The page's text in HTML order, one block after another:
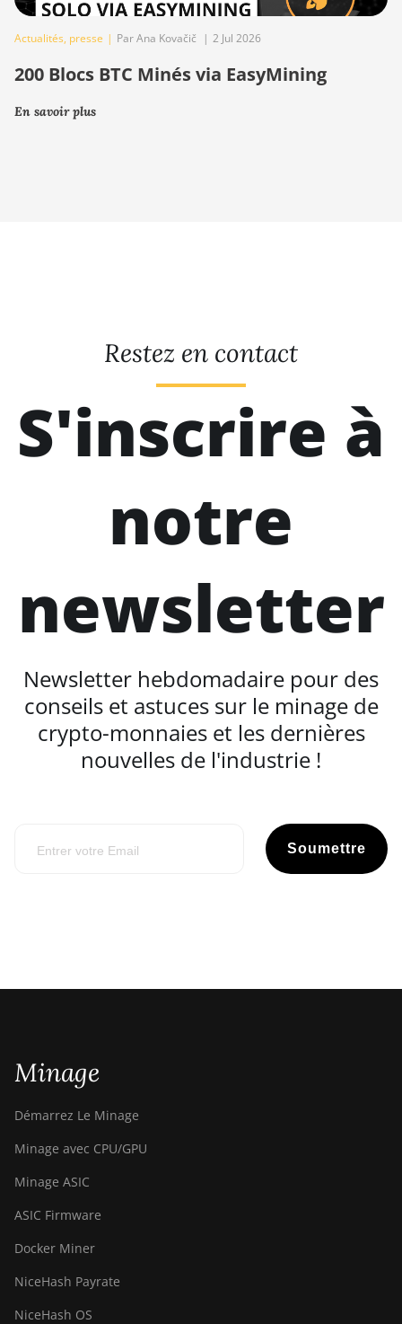
Actualités, presse | Par Ana Kovačič | 2 Jul 2026
200 Blocs BTC Minés via EasyMining
En savoir plus
Restez en contact
S'inscrire à
notre
newsletter
Newsletter hebdomadaire pour des
conseils et astuces sur le minage de
crypto-monnaies et les dernières
nouvelles de l'industrie !
Soumettre
Minage
Démarrez Le Minage
Minage avec CPU/GPU
Minage ASIC
ASIC Firmware
Docker Miner
NiceHash Payrate
NiceHash OS